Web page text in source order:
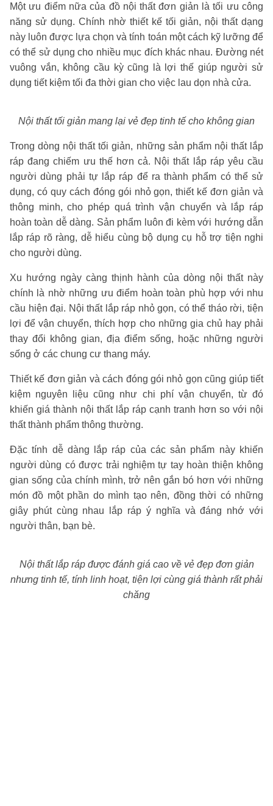
Một ưu điểm nữa của đồ nội thất đơn giản là tối ưu công
năng sử dụng. Chính nhờ thiết kế tối giản, nội thất dạng
này luôn được lựa chọn và tính toán một cách kỹ lưỡng để
có thể sử dụng cho nhiều mục đích khác nhau. Đường nét
vuông vắn, không cầu kỳ cũng là lợi thế giúp người sử
dụng tiết kiệm tối đa thời gian cho việc lau dọn nhà cửa.
Nội thất tối giản mang lại vẻ đẹp tinh tế cho không gian
Trong dòng nội thất tối giản, những sản phẩm nội thất lắp
ráp đang chiếm ưu thế hơn cả. Nội thất lắp ráp yêu cầu
người dùng phải tự lắp ráp để ra thành phẩm có thể sử
dụng, có quy cách đóng gói nhỏ gọn, thiết kế đơn giản và
thông minh, cho phép quá trình vận chuyển và lắp ráp
hoàn toàn dễ dàng. Sản phẩm luôn đi kèm với hướng dẫn
lắp ráp rõ ràng, dễ hiểu cùng bộ dụng cụ hỗ trợ tiện nghi
cho người dùng.
Xu hướng ngày càng thịnh hành của dòng nội thất này
chính là nhờ những ưu điểm hoàn toàn phù hợp với nhu
cầu hiện đại. Nội thất lắp ráp nhỏ gọn, có thể tháo rời, tiện
lợi để vận chuyển, thích hợp cho những gia chủ hay phải
thay đổi không gian, địa điểm sống, hoặc những người
sống ở các chung cư thang máy.
Thiết kế đơn giản và cách đóng gói nhỏ gọn cũng giúp tiết
kiệm nguyên liệu cũng như chi phí vận chuyển, từ đó
khiến giá thành nội thất lắp ráp cạnh tranh hơn so với nội
thất thành phẩm thông thường.
Đặc tính dễ dàng lắp ráp của các sản phẩm này khiến
người dùng có được trải nghiệm tự tay hoàn thiện không
gian sống của chính mình, trở nên gắn bó hơn với những
món đồ một phần do mình tạo nên, đồng thời có những
giây phút cùng nhau lắp ráp ý nghĩa và đáng nhớ với
người thân, bạn bè.
Nội thất lắp ráp được đánh giá cao về vẻ đẹp đơn giản
nhưng tinh tế, tính linh hoạt, tiện lợi cùng giá thành rất phải
chăng